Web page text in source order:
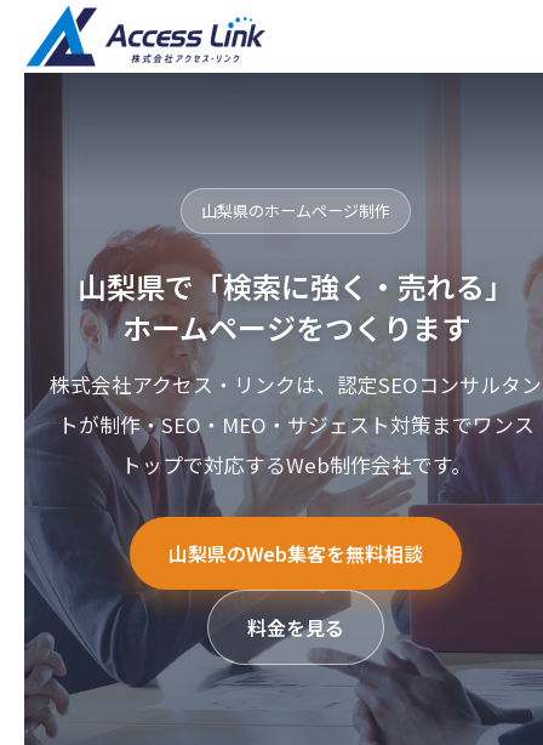
山梨県のホームページ制作
山梨県で「検索に強く・売れる」
ホームページをつくります
株式会社アクセス・リンクは、認定SEOコンサルタン
トが制作・SEO・MEO・サジェスト対策までワンス
トップで対応するWeb制作会社です。
山梨県のWeb集客を無料相談
料金を見る